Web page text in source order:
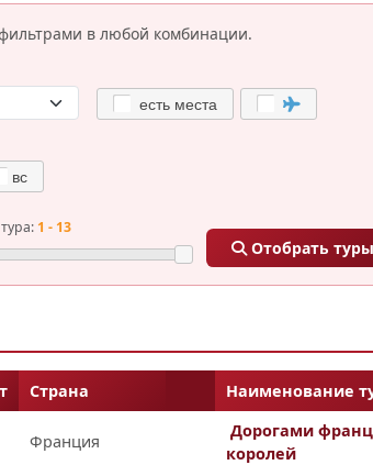
в любой комбинации.
есть места
вс
1 - 13
Отобрать туры
Страна Наименование
Франция
Дорогами
королей